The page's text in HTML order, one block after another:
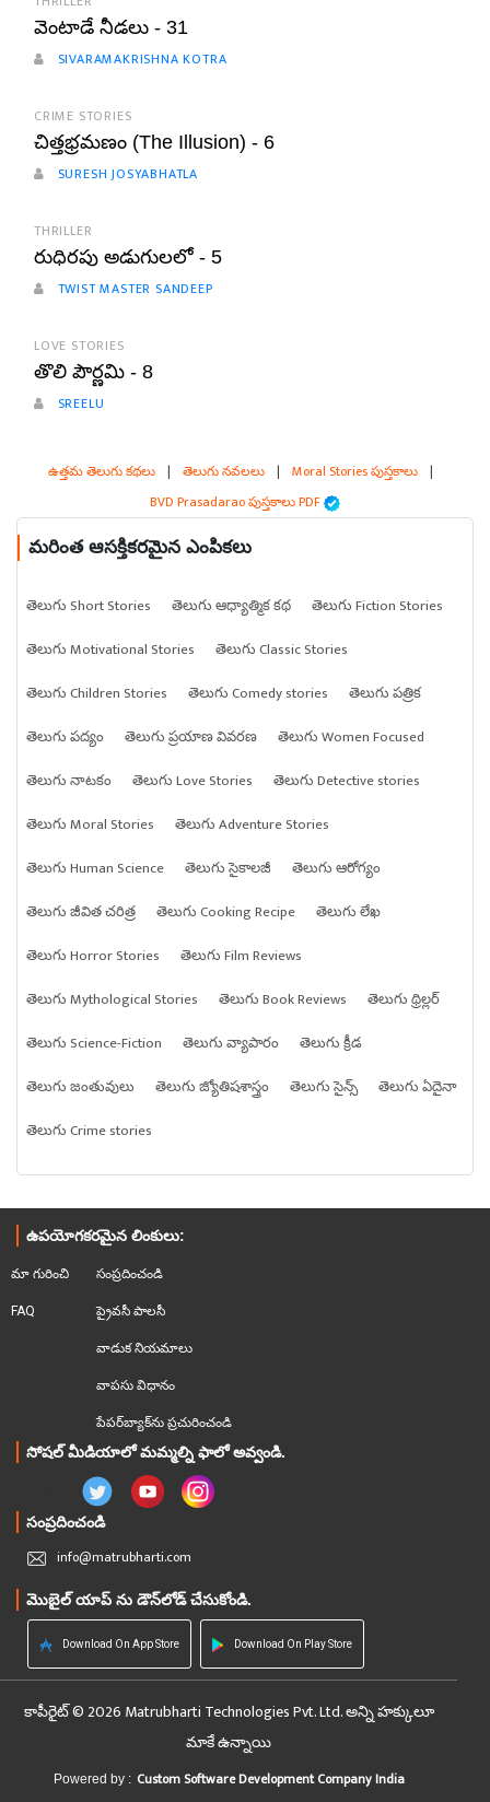
వెంటాడే నీడలు - 31
SIVARAMAKRISHNA KOTRA
CRIME STORIES
చిత్తభ్రమణం (The Illusion) - 6
SURESH JOSYABHATLA
THRILLER
రుధిరపు అడుగులలో - 5
TWIST MASTER SANDEEP
LOVE STORIES
తొలి పౌర్ణమి - 8
SREELU
ఉత్తమ తెలుగు కథలు | తెలుగు నవలలు | Moral Stories పుస్తకాలు |
BVD Prasadarao పుస్తకాలు PDF
మరింత ఆసక్తికరమైన ఎంపికలు
తెలుగు Short Stories తెలుగు ఆధ్యాత్మిక కథ
తెలుగు Fiction Stories
తెలుగు Motivational Stories
తెలుగు Classic Stories
తెలుగు Children Stories
తెలుగు Comedy stories
తెలుగు పత్రిక
తెలుగు పద్యం
తెలుగు ప్రయాణ వివరణ
తెలుగు Women Focused
తెలుగు నాటకం
తెలుగు Love Stories
తెలుగు Detective stories
తెలుగు Moral Stories
తెలుగు Adventure Stories
తెలుగు Human Science
తెలుగు సైకాలజీ
తెలుగు ఆరోగ్యం
తెలుగు జీవిత చరిత్ర
తెలుగు Cooking Recipe
తెలుగు లేఖ
తెలుగు Horror Stories
తెలుగు Film Reviews
తెలుగు Mythological Stories
తెలుగు Book Reviews
తెలుగు థ్రిల్లర్
తెలుగు Science-Fiction
తెలుగు వ్యాపారం
తెలుగు క్రీడ
తెలుగు జంతువులు
తెలుగు జ్యోతిషశాస్త్రం తెలుగు సైన్స్
తెలుగు ఏదైనా
తెలుగు Crime stories
ఉపయోగకరమైన లింకులు:
మా గురించి
FAQ
సంప్రదించండి
ప్రైవసీ పాలసీ
వాడుక నియమాలు
వాపసు విధానం
పేపర్‌బ్యాక్‌ను ప్రచురించండి
సోషల్ మీడియాలో మమ్మల్ని ఫాలో అవ్వండి.
సంప్రదించండి
info@matrubharti.com
మొబైల్ యాప్ ను డౌన్‌లోడ్ చేసుకోండి.
Download On App Store Download On Play Store
కాపీరైట్ © 2026 Matrubharti Technologies Pvt. Ltd. అన్ని హక్కులూ
మాకే ఉన్నాయి
Powered by : Custom Software Development Company India